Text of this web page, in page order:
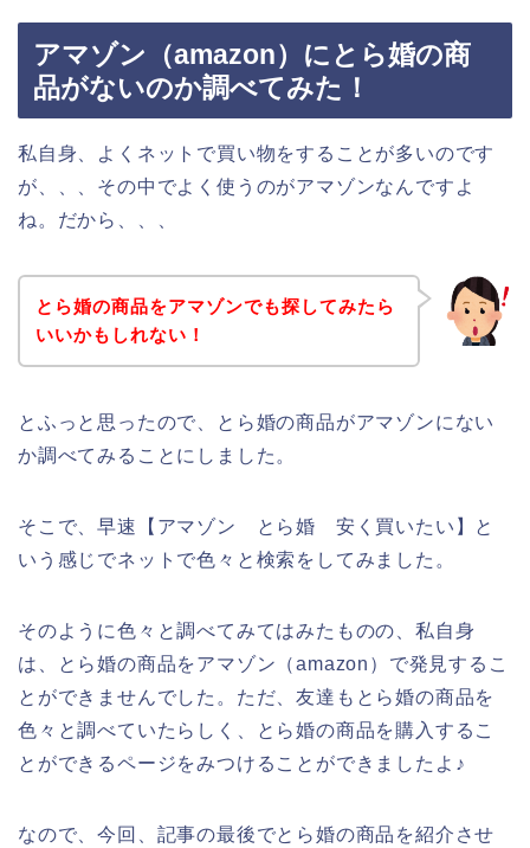
アマゾン（amazon）にとら婚の商
品がないのか調べてみた！
私自身、よくネットで買い物をすることが多いのです
が、、、その中でよく使うのがアマゾンなんですよ
ね。だから、、、
とら婚の商品をアマゾンでも探してみたら
いいかもしれない！
とふっと思ったので、とら婚の商品がアマゾンにない
か調べてみることにしました。
そこで、早速【アマゾン とら婚 安く買いたい】と
いう感じでネットで色々と検索をしてみました。
そのように色々と調べてみてはみたものの、私自身
は、とら婚の商品をアマゾン（amazon）で発見するこ
とができませんでした。ただ、友達もとら婚の商品を
色々と調べていたらしく、とら婚の商品を購入するこ
とができるページをみつけることができましたよ♪
なので、今回、記事の最後でとら婚の商品を紹介させ